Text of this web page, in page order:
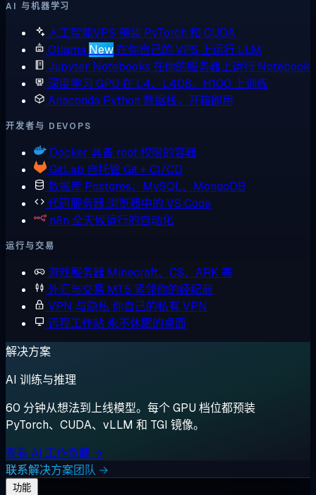
AI 与机器学习
人工智能VPS 预装 PyTorch 和 CUDA
Ollama New在你自己的 VPS 上运行 LLM
Jupyter Notebooks 在你的服务器上运行 Notebook
深度学习 GPU 在 L4、L40S、H100 上训练
Anaconda Python 数据栈，开箱即用
开发者与 DEVOPS
Docker 具备 root 权限的容器
GitLab 自托管 Git + CI/CD
数据库 Postgres、MySQL、MongoDB
代码服务器 浏览器中的 VS Code
n8n 全天候运行的自动化
运行与交易
游戏服务器 Minecraft、CS、ARK 等
外汇与交易 MT5 紧邻你的经纪商
VPN 与隐私 你自己的私有 VPN
远程工作站 永不休眠的桌面
解决方案
AI 训练与推理
60 分钟从想法到上线模型。每个 GPU 档位都预装
PyTorch、CUDA、vLLM 和 TGI 镜像。
查看 AI 工作负载 →
联系解决方案团队 →